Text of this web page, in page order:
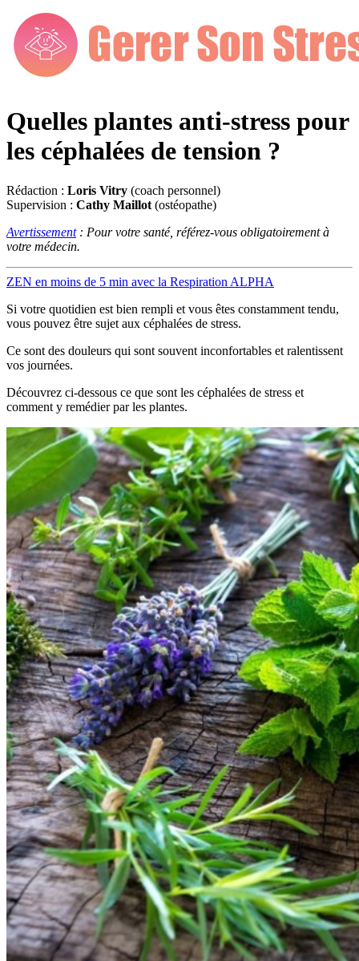
Quelles plantes anti-stress pour
les céphalées de tension ?
Rédaction : Loris Vitry (coach personnel)
Supervision : Cathy Maillot (ostéopathe)
Avertissement: Pour votre santé, référez-vous obligatoirement à
votre médecin.
ZEN en moins de 5 min avec la Respiration ALPHA
Si votre quotidien est bien rempli et vous êtes constamment tendu,
vous pouvez être sujet aux céphalées de stress.
Ce sont des douleurs qui sont souvent inconfortables et ralentissent
vos journées.
Découvrez ci-dessous ce que sont les céphalées de stress et
comment y remédier par les plantes.